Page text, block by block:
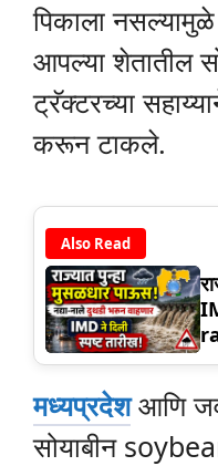
पिकाला
आपल्या शेतातील
ट्रॅक्टरच्या
करून टाकले.
Also Read
मध्यप्रदेशआणि
सोयाबीन